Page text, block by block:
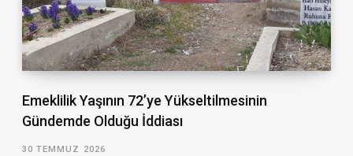
Emeklilik Yaşının 72’ye Yükseltilmesinin
Gündemde Olduğu İddiası
30 TEMMUZ 2026